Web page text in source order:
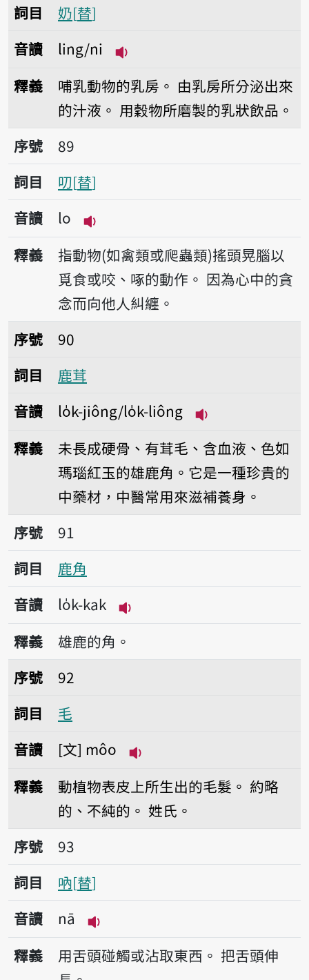
詞目
奶 替
音讀
ling/ni
釋義 哺乳動物的乳房。 由乳房所分泌出來
的汁液。 用穀物所磨製的乳狀飲品。
序號89叨
序號
89
詞目
叨 替
音讀
lo
播放音讀lo
釋義
指動物(如禽類或爬蟲類)搖頭晃腦以
覓食或咬、啄的動作。 因為心中的貪
念而向他人糾纏。
序號90鹿茸
序號
90
詞目
鹿茸
音讀
lo̍k-jiông/lo̍k-liông
釋義
未長成硬骨、有茸毛、含血液、色如
瑪瑙紅玉的雄鹿角。它是一種珍貴的
中藥材，中醫常用來滋補養身。
序號91鹿角
序號
91
詞目
鹿角
音讀
lo̍k-kak
播放音讀lo̍k-kak
釋義
雄鹿的角。
序號92毛
序號
92
詞目
毛
音讀
文 môo
釋義 動植物表皮上所生出的毛髮。 約略
的、不純的。 姓氏。
序號93吶
序號
93
詞目
吶 替
音讀
nā
播放音讀nā
釋義 用舌頭碰觸或沾取東西。 把舌頭伸